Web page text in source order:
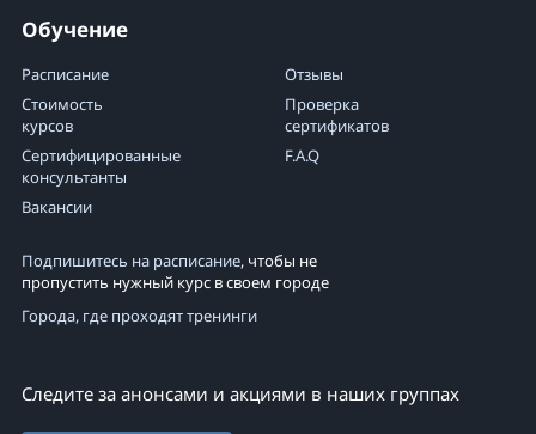
Обучение
Расписание
Отзывы
Стоимость
курсов
Проверка
сертификатов
Сертифицированные
консультанты
F.A.Q
Вакансии
Подпишитесь на расписание, чтобы не
пропустить нужный курс в своем городе
Города, где проходят тренинги
Следите за анонсами и акциями в наших группах